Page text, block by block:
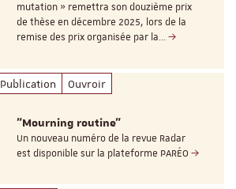
mutation » remettra son douzième prix
de thèse en décembre 2025, lors de la
remise des prix organisée par la…
Publication Ouvroir
"Mourning routine"
Un nouveau numéro de la revue Radar
est disponible sur la plateforme PARÉO